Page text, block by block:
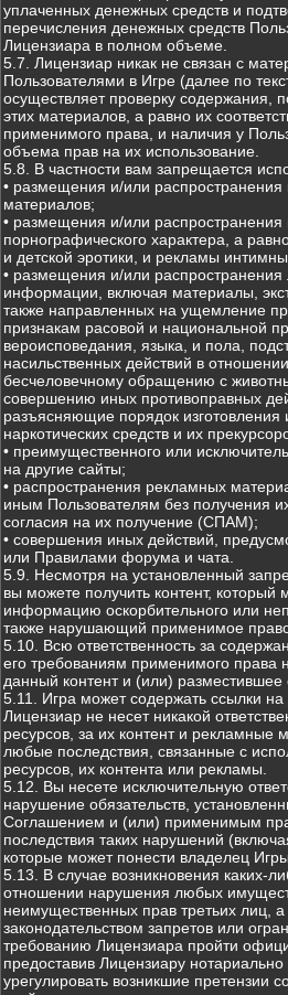
уплаченных денежных средств и
перечисления денежных средств
Лицензиара в полном объеме.
5.7. Лицензиар никак не связан с
Пользователями в Игре (далее по
осуществляет проверку содержания,
этих материалов, а равно их
применимого права, и наличия у
объема прав на их использование.
5.8. В частности вам запрещается
• размещения и/или распространения
материалов;
• размещения и/или распространения
порнографического характера, а
и детской эротики, и рекламы
• размещения и/или
информации, включая материалы,
также направленных на ущемление
признакам расовой и национальной
вероисповедания, языка, и пола,
насильственных действий в
бесчеловечному обращению с
совершению иных противоправных
разъясняющие порядок изготовления
наркотических средств и их
• преимущественного или
на другие сайты;
• распространения рекламных
иным Пользователям без получения
согласия на их получение (СПАМ);
• совершения иных действий,
или Правилами форума и чата.
5.9. Несмотря на установленный
вы можете получить контент,
информацию оскорбительного или
также нарушающий применимое право
5.10. Всю ответственность за
его требованиям применимого права
данный контент и (или) разместившее
5.11. Игра может содержать ссылки
Лицензиар не несет никакой
ресурсов, за их контент и рекламные
любые последствия, связанные с
ресурсов, их контента или рекламы.
5.12. Вы несете исключительную
нарушение обязательств,
Соглашением и (или) применимым
последствия таких нарушений
которые может понести владелец
5.13. В случае возникновения каких-
отношении нарушения любых
неимущественных прав третьих лиц,
законодательством запретов или
требованию Лицензиара пройти
предоставив Лицензиару
урегулировать возникшие претензии